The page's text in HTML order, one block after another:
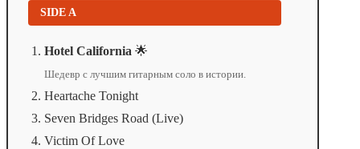
SIDE A
Hotel California 🌟
Шедевр с лучшим гитарным соло в истории.
Heartache Tonight
Seven Bridges Road (Live)
Victim Of Love